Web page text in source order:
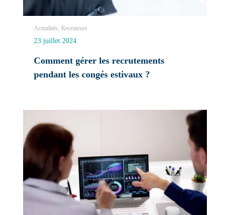
Actualités, Recruteurs
23 juillet 2024
Comment gérer les recrutements
pendant les congés estivaux ?